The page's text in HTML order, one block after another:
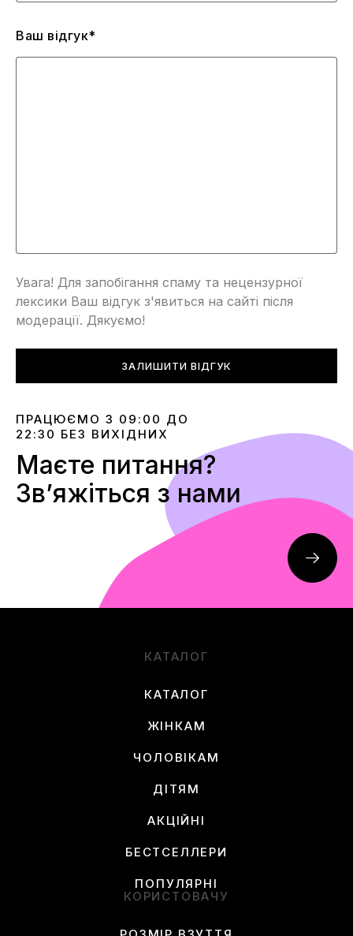
Ваш відгук*
Увага! Для запобігання спаму та нецензурної
лексики Ваш відгук з'явиться на сайті після
модерації. Дякуємо!
ЗАЛИШИТИ ВІДГУК
ПРАЦЮЄМО З 09:00 ДО
22:30 БЕЗ ВИХІДНИХ
Маєте питання?
Звʼяжіться з нами
КАТАЛОГ
КАТАЛОГ
ЖІНКАМ
ЧОЛОВІКАМ
ДІТЯМ
АКЦІЙНІ
БЕСТСЕЛЛЕРИ
ПОПУЛЯРНІ
КОРИСТОВАЧУ